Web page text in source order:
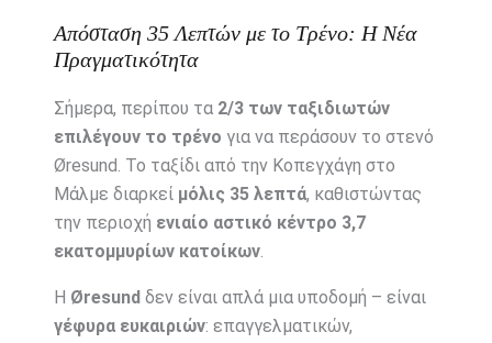
Απόσταση 35 Λεπτών με το Τρένο: Η Νέα
Πραγματικότητα
Σήμερα, περίπου τα 2/3 των ταξιδιωτών
επιλέγουν το τρένο για να περάσουν το στενό
Øresund. Το ταξίδι από την Κοπεγχάγη στο
Μάλμε διαρκεί μόλις 35 λεπτά, καθιστώντας
την περιοχή ενιαίο αστικό κέντρο 3,7
εκατομμυρίων κατοίκων.
Η Øresund δεν είναι απλά μια υποδομή – είναι
γέφυρα ευκαιριών: επαγγελματικών,